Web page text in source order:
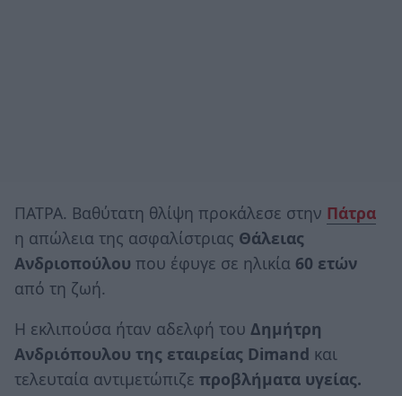
ΠΑΤΡΑ. Βαθύτατη θλίψη προκάλεσε στην Πάτρα
η απώλεια της ασφαλίστριας Θάλειας
Ανδριοπούλου που έφυγε σε ηλικία 60 ετών
από τη ζωή.
Η εκλιπούσα ήταν αδελφή του Δημήτρη
Ανδριόπουλου της εταιρείας Dimand και
τελευταία αντιμετώπιζε προβλήματα υγείας.